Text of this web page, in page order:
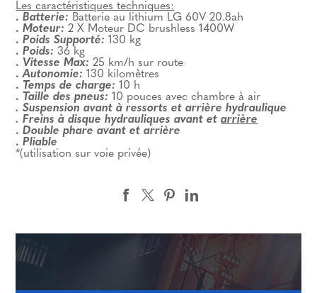
Les caractéristiques techniques:
. Batterie: Batterie au lithium LG 60V 20.8ah
. Moteur: 2 X Moteur DC brushless 1400W
. Poids Supporté: 130 kg
. Poids: 36 kg
. Vitesse Max: 25 km/h sur route
. Autonomie: 130 kilomètres
. Temps de charge: 10 h
. Taille des pneus: 10 pouces avec chambre à air
. Suspension avant à ressorts et arrière hydraulique
. Freins à disque hydrauliques avant etarrière
. Double phare avant et arrière
. Pliable
*(utilisation sur voie privée)